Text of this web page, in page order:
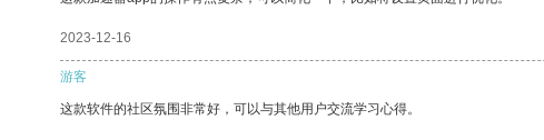
2023-12-16
游客
这款软件的社区氛围非常好，可以与其他用户交流学习心得。